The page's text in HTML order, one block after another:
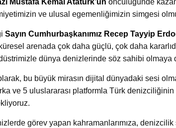
Mustafa Kemal Atatürk’ün öncülüğünde
ve ulusal egemenliğimizin simgesi
Sayın Cumhurbaşkanımız Recep Tayyip
arenada çok daha güçlü, çok daha
dünya denizlerinde söz sahibi olmaya
larak, bu büyük mirasın dijital dünyadaki sesi
ve 5 uluslararası platformla Türk
görev yapan kahramanlarımıza,